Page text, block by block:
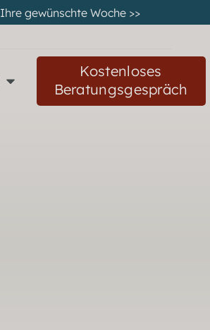
gewünschte Woche >>
Kostenloses
Beratungsgespräch